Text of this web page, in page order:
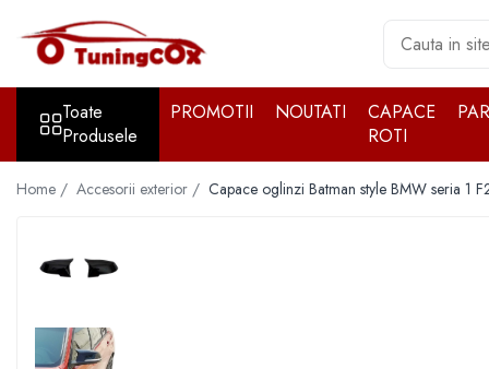
Toate Produsele
Accesorii exterior
Accesorii auto cromate
Accesorii auto inox
Aparatori noroi
Bara spate
Toate
Produsele
PROMOTII NOUTATI
CAPACE
ROTI
Home / Accesorii exterior / Capace oglinzi Batman style BMW seria 1